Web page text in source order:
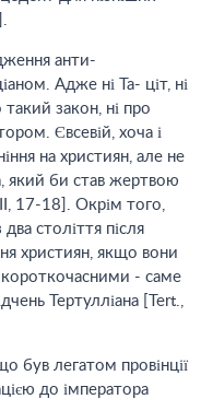
анти-
Адже ні Та- ціт, ні
такий закон, ні про
Євсевій, хоча і
на християн, але не
який би став жертвою
17-18]. Окрім того,
століття після
християн, якщо вони
короткочасними - саме
Тертулліана [Tert.,
був легатом провінції
до імператора